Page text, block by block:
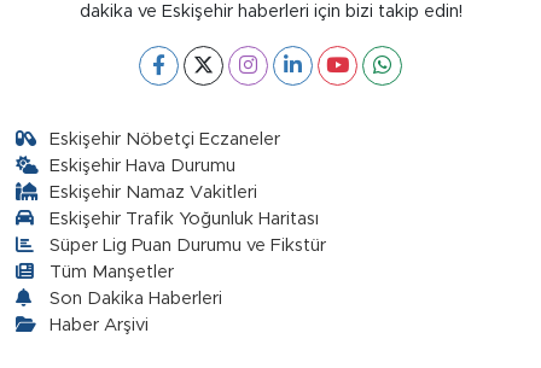
dakika ve Eskişehir haberleri için bizi takip edin!
Eskişehir Nöbetçi Eczaneler
Eskişehir Hava Durumu
Eskişehir Namaz Vakitleri
Eskişehir Trafik Yoğunluk Haritası
Süper Lig Puan Durumu ve Fikstür
Tüm Manşetler
Son Dakika Haberleri
Haber Arşivi